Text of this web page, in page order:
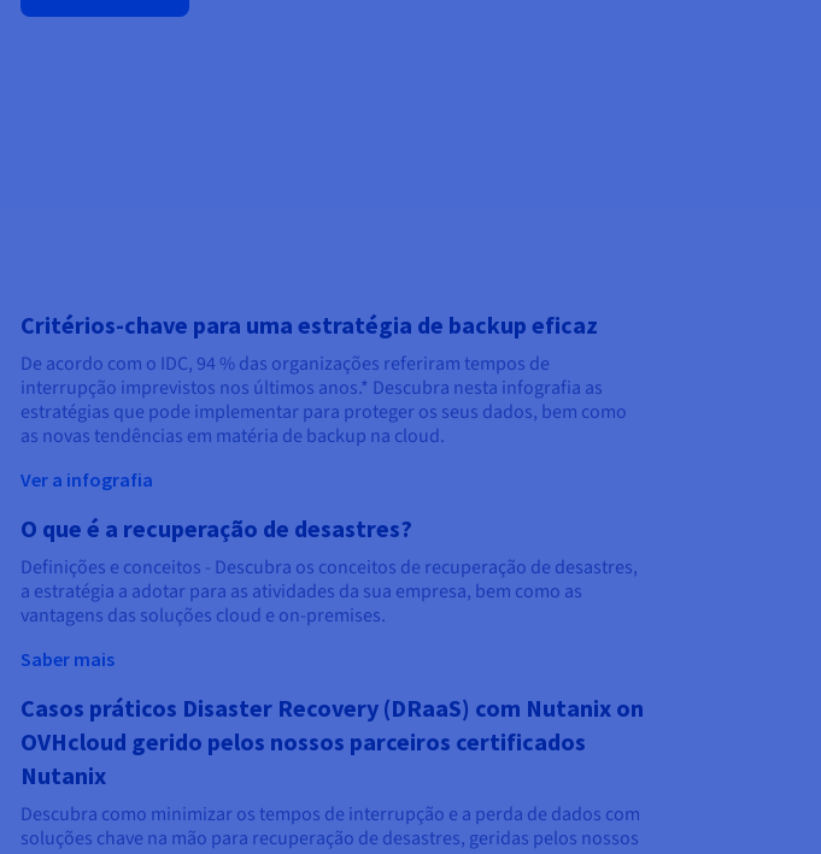
Critérios-chave para uma estratégia de backup eficaz
De acordo com o IDC, 94 % das organizações referiram tempos de
interrupção imprevistos nos últimos anos.* Descubra nesta infografia as
estratégias que pode implementar para proteger os seus dados, bem como
as novas tendências em matéria de backup na cloud.
Ver a infografia
O que é a recuperação de desastres?
Definições e conceitos - Descubra os conceitos de recuperação de desastres,
a estratégia a adotar para as atividades da sua empresa, bem como as
vantagens das soluções cloud e on-premises.
Saber mais
Casos práticos Disaster Recovery (DRaaS) com Nutanix on
OVHcloud gerido pelos nossos parceiros certificados
Nutanix
Descubra como minimizar os tempos de interrupção e a perda de dados com
soluções chave na mão para recuperação de desastres, geridas pelos nossos